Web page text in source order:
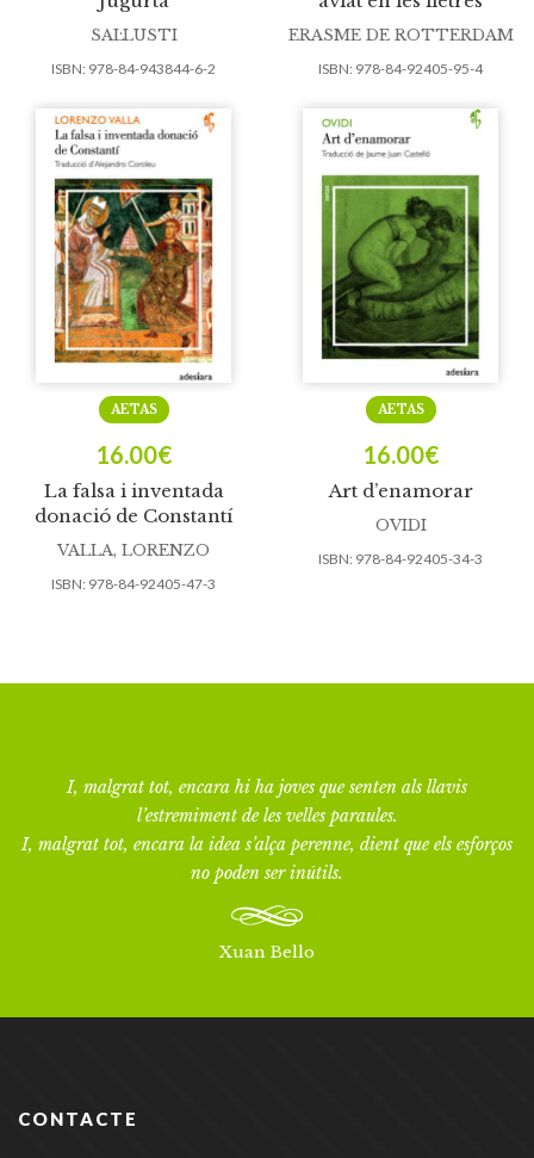
SAL·LUSTI
ISBN: 978-84-943844-6-2
ERASME DE ROTTERDAM
ISBN: 978-84-92405-95-4
La falsa i inventada
donació de Constantí
AETAS
16.00€
VALLA, LORENZO
ISBN: 978-84-92405-47-3
Art d’enamorar
AETAS
16.00€
OVIDI
ISBN: 978-84-92405-34-3
I, malgrat tot, encara hi ha joves que senten als llavis
l’estremiment de les velles paraules.
I, malgrat tot, encara la idea s’alça perenne, dient que els esforços
no poden ser inútils.
Xuan Bello
CONTACTE